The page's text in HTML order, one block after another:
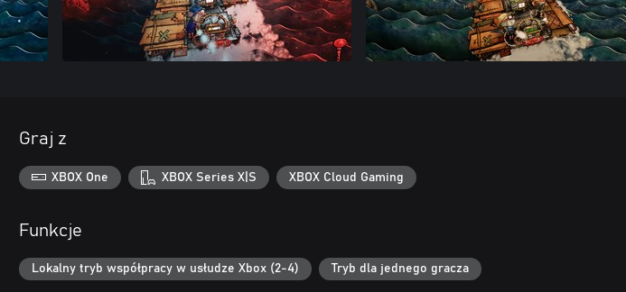
Graj z
XBOX One XBOX Series X|S XBOX Cloud Gaming
Funkcje
Lokalny tryb współpracy w usłudze Xbox (2-4) Tryb dla jednego gracza